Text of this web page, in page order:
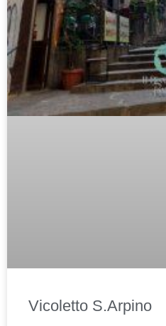
Vicoletto S.Arpino